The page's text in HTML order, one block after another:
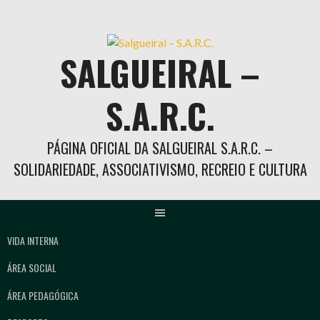
SALGUEIRAL –
S.A.R.C.
PÁGINA OFICIAL DA SALGUEIRAL S.A.R.C. –
SOLIDARIEDADE, ASSOCIATIVISMO, RECREIO E CULTURA
VIDA INTERNA
ÁREA SOCIAL
ÁREA PEDAGÓGICA